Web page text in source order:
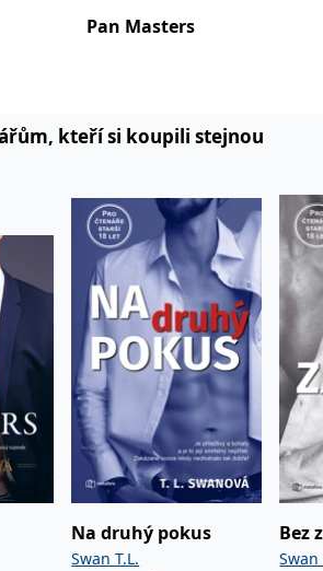
Pan Masters
kteří si koupili stejnou
Na druhý pokus
Swan T.L.
Bez
Swan